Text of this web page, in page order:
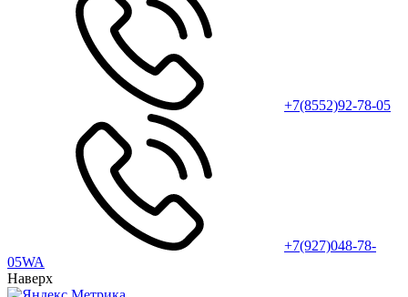
+7(8552)92-78-05
+7(927)048-78-
05WA
Наверх